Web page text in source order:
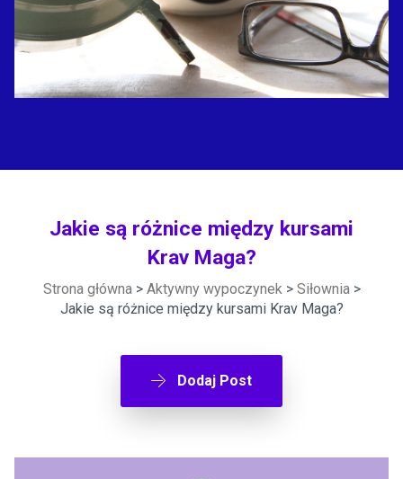
Jakie są różnice między kursami
Krav Maga?
Strona główna> Aktywny wypoczynek> Siłownia>
Jakie są różnice między kursami Krav Maga?
Dodaj Post